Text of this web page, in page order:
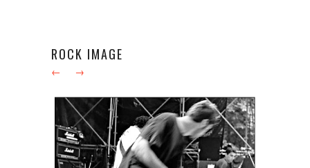
ROCK IMAGE
← →